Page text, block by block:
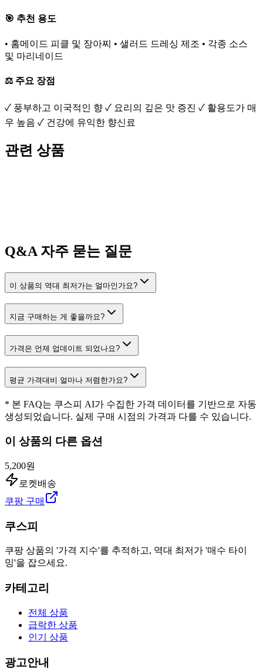
🎯 추천 용도
• 홈메이드 피클 및 장아찌 • 샐러드 드레싱 제조 • 각종 소스
및 마리네이드
⚖️ 주요 장점
✓ 풍부하고 이국적인 향 ✓ 요리의 깊은 맛 증진 ✓ 활용도가 매
우 높음 ✓ 건강에 유익한 향신료
관련 상품
Q&A 자주 묻는 질문
이 상품의 역대 최저가는 얼마인가요?
지금 구매하는 게 좋을까요?
가격은 언제 업데이트 되었나요?
평균 가격대비 얼마나 저렴한가요?
* 본 FAQ는 쿠스피 AI가 수집한 가격 데이터를 기반으로 자동
생성되었습니다. 실제 구매 시점의 가격과 다를 수 있습니다.
이 상품의 다른 옵션
5,200원
로켓배송
쿠팡 구매
쿠스피
쿠팡 상품의 '가격 지수'를 추적하고, 역대 최저가 '매수 타이
밍'을 잡으세요.
카테고리
전체 상품
급락한 상품
인기 상품
광고안내